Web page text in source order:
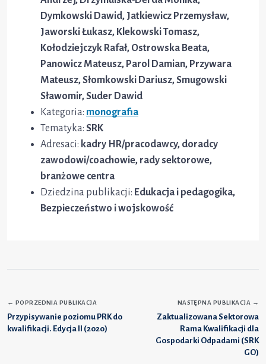
Dymkowski Dawid, Jatkiewicz Przemysław,
Jaworski Łukasz, Klekowski Tomasz,
Kołodziejczyk Rafał, Ostrowska Beata,
Panowicz Mateusz, Parol Damian, Przywara
Mateusz, Słomkowski Dariusz, Smugowski
Sławomir, Suder Dawid
Kategoria: monografia
Tematyka: SRK
Adresaci: kadry HR/pracodawcy, doradcy
zawodowi/coachowie, rady sektorowe,
branżowe centra
Dziedzina publikacji: Edukacja i pedagogika,
Bezpieczeństwo i wojskowość
← POPRZEDNIA PUBLIKACJA
Przypisywanie poziomu PRK do
kwalifikacji. Edycja II (2020)
NASTĘPNA PUBLIKACJA →
Zaktualizowana Sektorowa
Rama Kwalifikacji dla
Gospodarki Odpadami (SRK
GO)